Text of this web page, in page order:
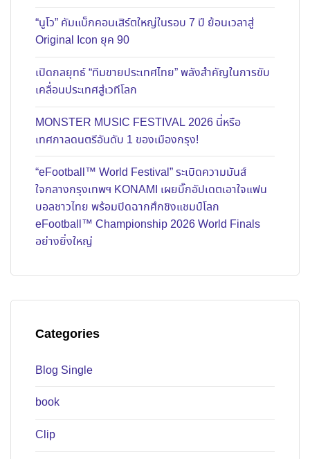
“นูโว” คัมแบ็กคอนเสิร์ตใหญ่ในรอบ 7 ปี ย้อนเวลาสู่
Original Icon ยุค 90
เปิดกลยุทธ์ “ทีมขายประเทศไทย” พลังสำคัญในการขับ
เคลื่อนประเทศสู่เวทีโลก
MONSTER MUSIC FESTIVAL 2026 นี่หรือ
เทศกาลดนตรีอันดับ 1 ของเมืองกรุง!
“eFootball™ World Festival” ระเบิดความมันส์
ใจกลางกรุงเทพฯ KONAMI เผยบิ๊กอัปเดตเอาใจแฟน
บอลชาวไทย พร้อมปิดฉากศึกชิงแชมป์โลก
eFootball™ Championship 2026 World Finals
อย่างยิ่งใหญ่
Categories
Blog Single
book
Clip